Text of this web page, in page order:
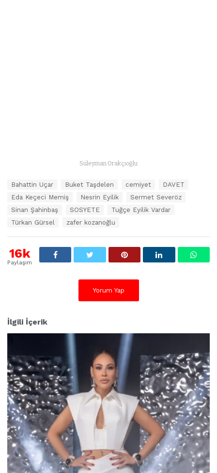
Süleyman Orakçıoğlu
r
:
Bahattin Uçar Buket Taşdelen cemiyet
DAVET
Eda Keçeci Memiş
Nesrin Eyilik
Sermet Severöz
Sinan Şahinbaş
SOSYETE
Tuğçe Eyilik Vardar
Türkan Gürsel
zafer kozanoğlu
16k
Paylaşım
Yorum Yap
İlgili İçerik